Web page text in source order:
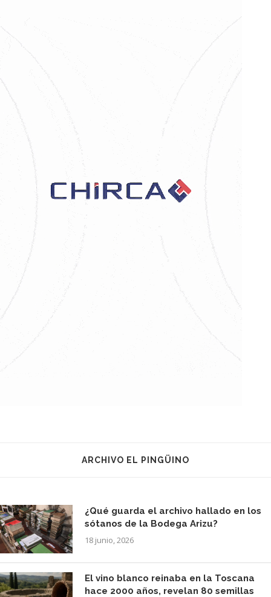
ARCHIVO EL PINGÜINO
¿Qué guarda el archivo hallado en los
sótanos de la Bodega Arizu?
18 junio, 2026
El vino blanco reinaba en la Toscana
hace 2000 años, revelan 80 semillas